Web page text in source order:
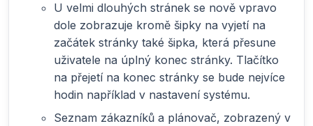
U velmi dlouhých stránek se nově vpravo
dole zobrazuje kromě šipky na vyjetí na
začátek stránky také šipka, která přesune
uživatele na úplný konec stránky. Tlačítko
na přejetí na konec stránky se bude nejvíce
hodin například v nastavení systému.
Seznam zákazníků a plánovač, zobrazený v